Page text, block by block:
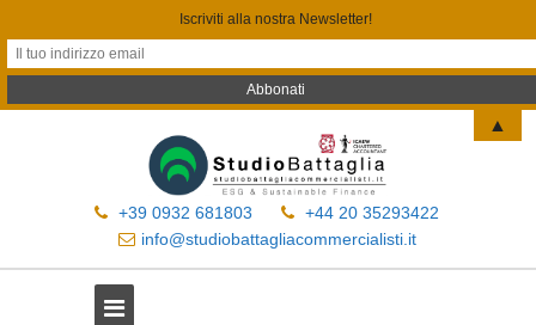
+39 0932 681803
+44 20 35293422
info@studiobattagliacommercialisti.it
Iscriviti alla nostra Newsletter!
▲